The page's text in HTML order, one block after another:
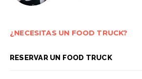
¿NECESITAS UN FOOD TRUCK?
RESERVAR UN FOOD TRUCK